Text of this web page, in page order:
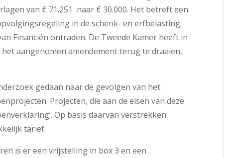
van € 71.251 naar € 30.000. Het betreft een
in de schenk- en erfbelasting.
Financiën ontraden. De Tweede Kamer heeft in
aangenomen amendement terug te draaien,
gedaan naar de gevolgen van het
Projecten, die aan de eisen van deze
Op basis daarvan verstrekken
tarief.
is er een vrijstelling in box 3 en een